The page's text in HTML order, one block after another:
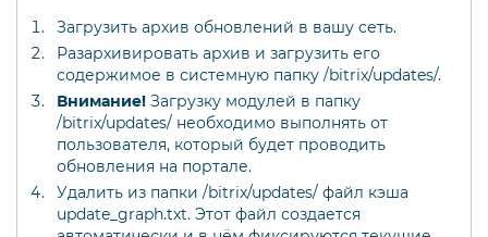
Загрузить архив обновлений в вашу сеть.
Разархивировать архив и загрузить его
содержимое в системную папку /bitrix/updates/.
Внимание! Загрузку модулей в папку
/bitrix/updates/ необходимо выполнять от
пользователя, который будет проводить
обновления на портале.
Удалить из папки /bitrix/updates/ файл кэша
update_graph.txt. Этот файл создается